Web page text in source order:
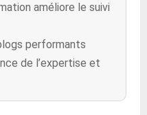
améliore le suivi
performants
de l’expertise et